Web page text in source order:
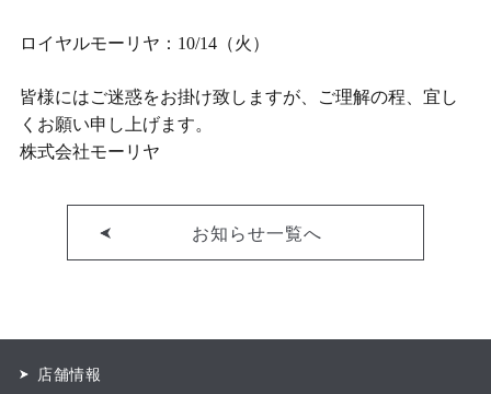
ロイヤルモーリヤ：10/14（火）
皆様にはご迷惑をお掛け致しますが、ご理解の程、宜し
くお願い申し上げます。
株式会社モーリヤ
お知らせ一覧へ
店舗情報